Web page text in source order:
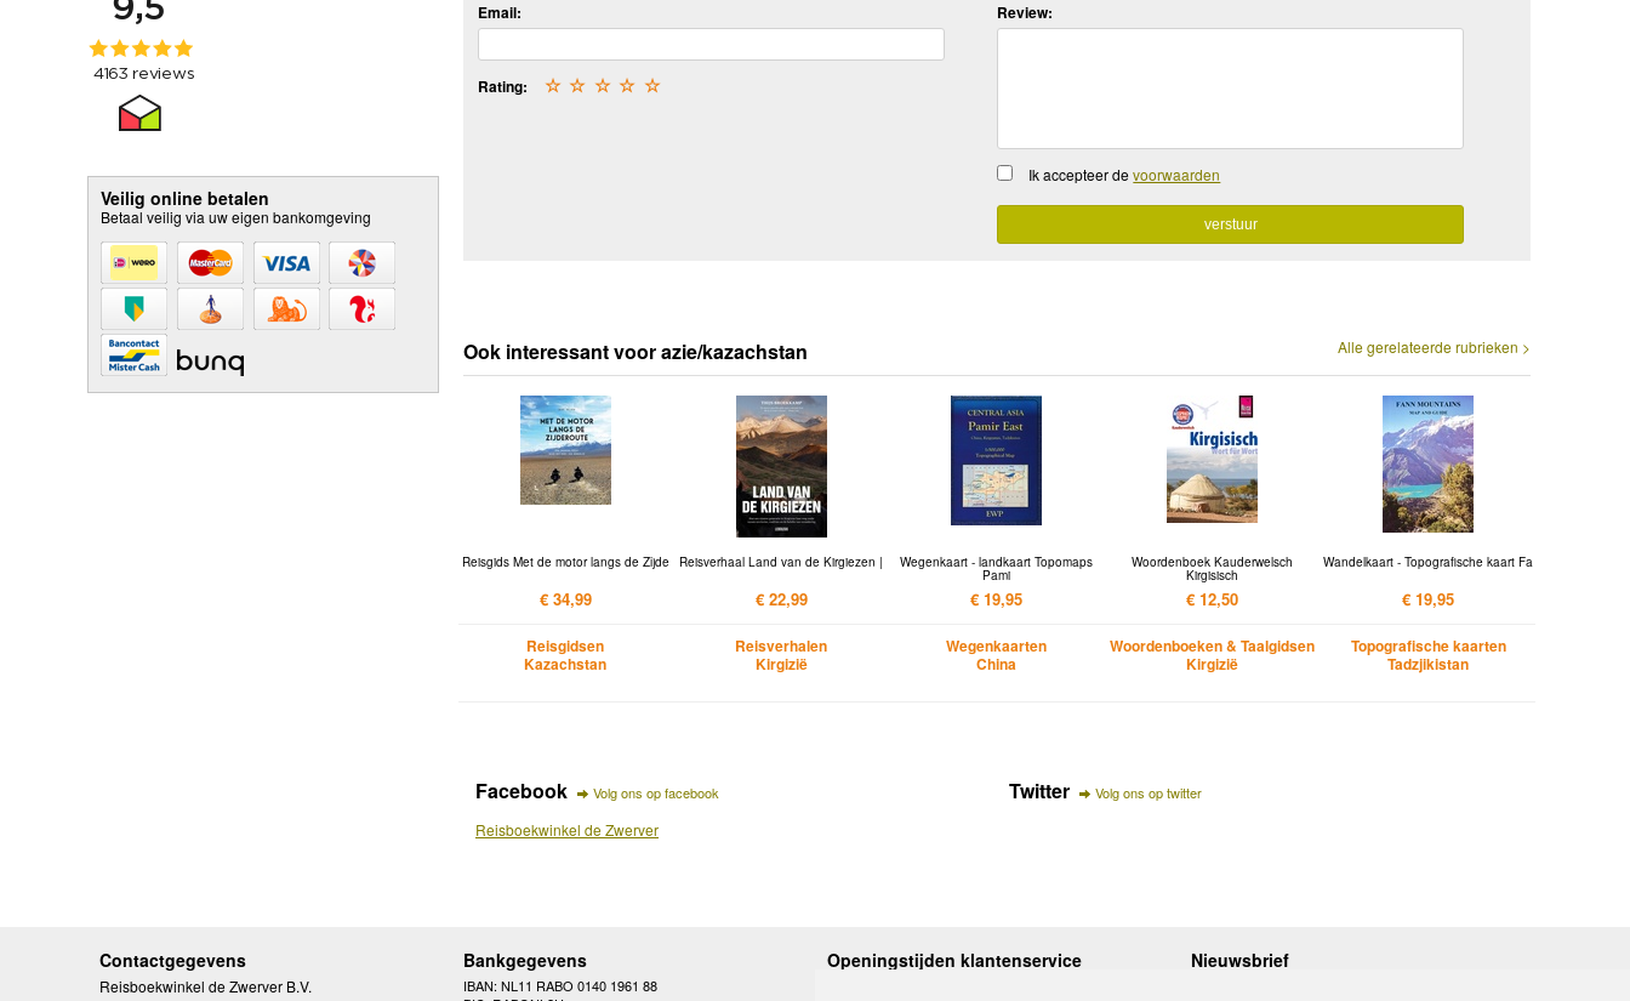
Veilig online betalen
Betaal veilig via uw eigen bankomgeving
Email:
Rating: ☆
☆
☆
☆
☆
Review:
Ik accepteer devoorwaarden
Alle gerelateerde rubrieken >
Ook interessant voor azie/kazachstan
Reisgids Met de motor langs de Zijde
€ 34,99
Reisgidsen
Kazachstan
Reisverhaal Land van de Kirgiezen |
€ 22,99
Reisverhalen
Kirgizië
Wegenkaart - landkaart Topomaps
Pami
€ 19,95
Wegenkaarten
China
Woordenboek Kauderwelsch
Kirgisisch
€ 12,50
Woordenboeken & Taalgidsen
Kirgizië
Wandelkaart - Topografische kaart Fa
€ 19,95
Topografische kaarten
Tadzjikistan
Facebook Volg ons op facebook
Reisboekwinkel de Zwerver
Twitter Volg ons op twitter
Contactgegevens
Reisboekwinkel de Zwerver B.V.
Bankgegevens
IBAN: NL11 RABO 0140 1961 88
Openingstijden klantenservice Nieuwsbrief